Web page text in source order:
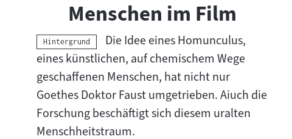
Menschen im Film
Kategorie:
Hintergrund
Die Idee eines Homunculus,
eines künstlichen, auf chemischem Wege
geschaffenen Menschen, hat nicht nur
Goethes Doktor Faust umgetrieben. Aiuch die
Forschung beschäftigt sich diesem uralten
Menschheitstraum.